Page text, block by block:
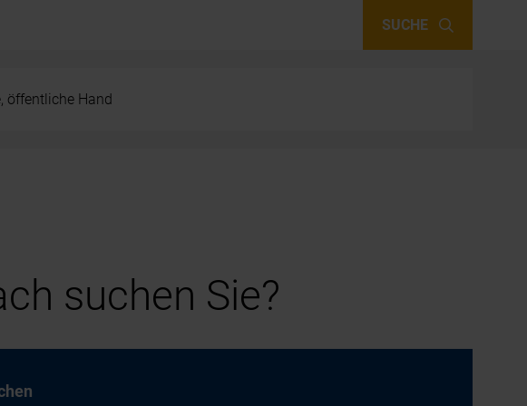
SUCHE
öffentliche Hand
suchen Sie?